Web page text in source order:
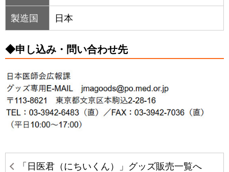
製造国 日本
◆申し込み・問い合わせ先
「日医君（にちいくん）」グッズ販売一覧へ